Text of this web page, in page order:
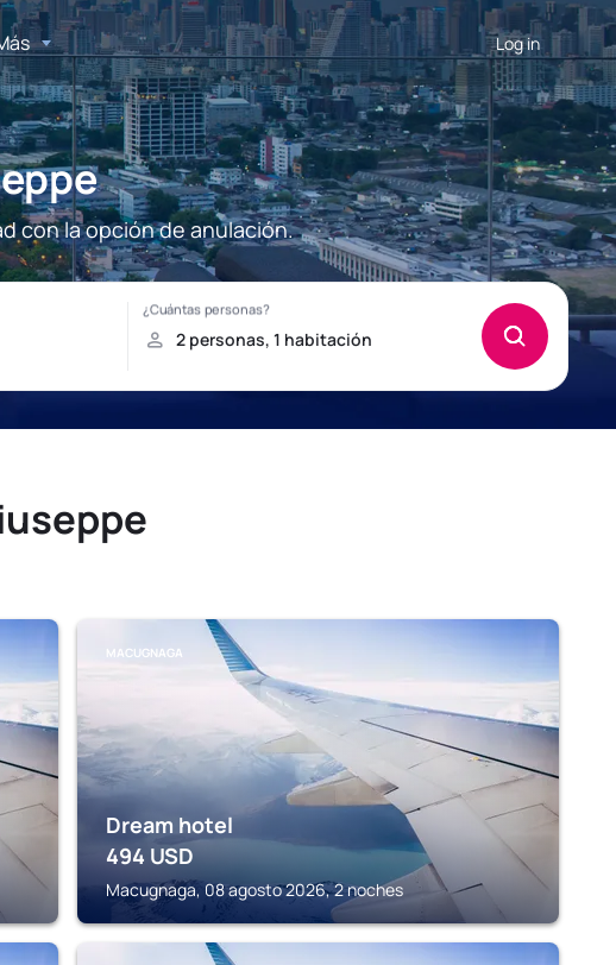
Log in
con la opción de anulación.
MACUGNAGA
Dream hotel
494 USD
Macugnaga, 08 agosto 2026, 2 noches